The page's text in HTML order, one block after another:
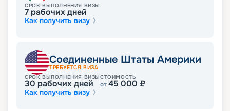
СРОК ВЫПОЛНЕНИЯ ВИЗЫ
7 рабочих дней
Как получить визу
Соединенные Штаты Америки
ТРЕБУЕТСЯ ВИЗА
СРОК ВЫПОЛНЕНИЯ ВИЗЫ
30 рабочих дней
СТОИМОСТЬ
от45 000 ₽
Как получить визу